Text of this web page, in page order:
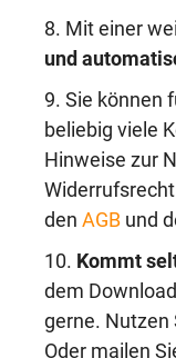
8. Mit einer
und
9. Sie können
beliebig viele
Hinweise zur
den AGB und
10. Kommt
dem
gerne. Nutzen
Oder mailen